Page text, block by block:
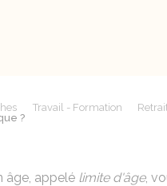
Travail - Formation
?
âge, appelé limite d'âge,